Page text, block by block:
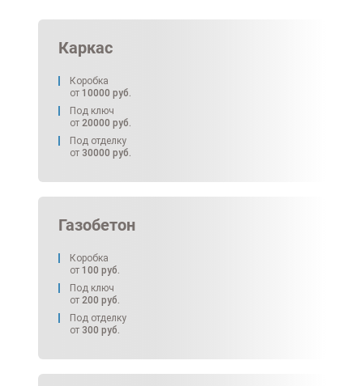
Каркас
Коробка
от 10000 руб.
Под ключ
от 20000 руб.
Под отделку
от 30000 руб.
Газобетон
Коробка
от 100 руб.
Под ключ
от 200 руб.
Под отделку
от 300 руб.